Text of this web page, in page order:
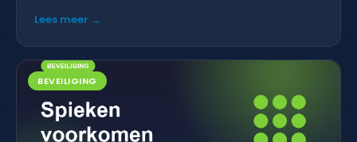
Lees meer →
BEVEILIGING